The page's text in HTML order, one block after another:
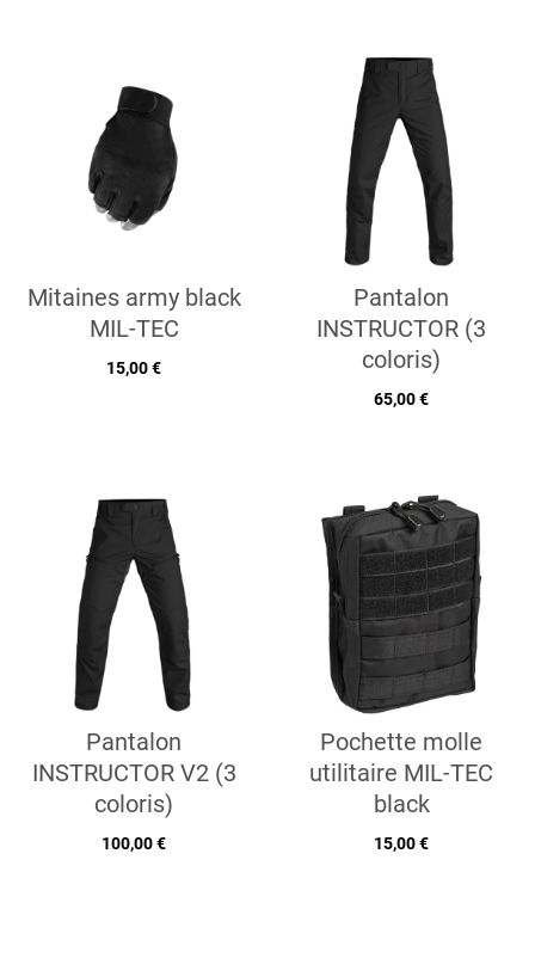
Mitaines army black
MIL-TEC
15,00 €
Pantalon
INSTRUCTOR (3
coloris)
65,00 €
Pantalon
INSTRUCTOR V2 (3
coloris)
100,00 €
Pochette molle
utilitaire MIL-TEC
black
15,00 €